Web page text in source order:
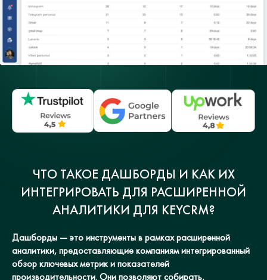
ЧТО ТАКОЕ ДАШБОРДЫ И КАК ИХ
ИНТЕГРИРОВАТЬ ДЛЯ РАСШИРЕННОЙ
АНАЛИТИКИ ДЛЯ KEYCRM?
Дашборды — это инструменты в рамках расширенной
аналитики, предоставляющие компаниям интегрированный
обзор ключевых метрик и показателей
производительности. Они позволяют собирать,